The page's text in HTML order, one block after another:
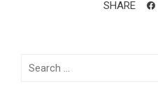
SHARE
Search